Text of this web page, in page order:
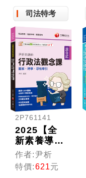
特考／各類
特考）
司法特考
2P761141
2025【全
新素養導
向】尹析老
師的行政法
觀念課----
作者:尹析
特價:621元